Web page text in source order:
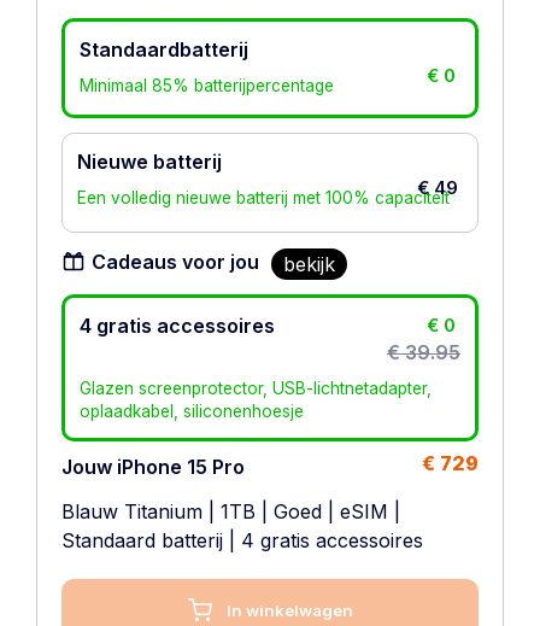
Standaardbatterij
€ 0
Minimaal 85% batterijpercentage
Nieuwe batterij
€ 49
Een volledig nieuwe batterij met 100% capaciteit
Cadeaus voor jou bekijk
4 gratis accessoires € 0
€ 39.95
Glazen screenprotector, USB-lichtnetadapter,
oplaadkabel, siliconenhoesje
Jouw iPhone 15 Pro
€ 729
Blauw Titanium
1TB Goed eSIM
Standaard batterij | 4 gratis accessoires
In winkelwagen